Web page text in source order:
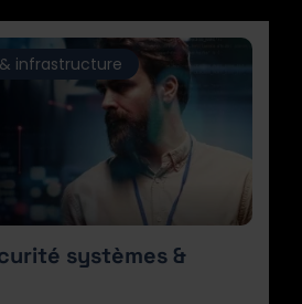
infrastructure
systèmes &